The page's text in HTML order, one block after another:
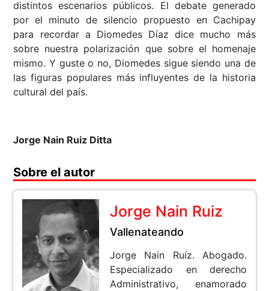
distintos escenarios públicos. El debate generado
por el minuto de silencio propuesto en Cachipay
para recordar a Diomedes Díaz dice mucho más
sobre nuestra polarización que sobre el homenaje
mismo. Y guste o no, Diomedes sigue siendo una de
las figuras populares más influyentes de la historia
cultural del país.
Jorge Nain Ruiz Ditta
Sobre el autor
Jorge Nain Ruiz
Vallenateando
Jorge Nain Ruíz. Abogado.
Especializado en derecho
Administrativo, enamorado